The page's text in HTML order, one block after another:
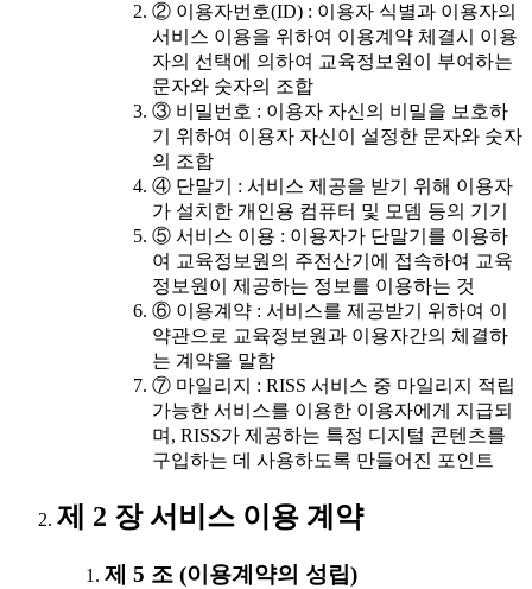
② 이용자번호(ID) : 이용자 식별과 이용자의
서비스 이용을 위하여 이용계약 체결시 이용
자의 선택에 의하여 교육정보원이 부여하는
문자와 숫자의 조합
③ 비밀번호 : 이용자 자신의 비밀을 보호하
기 위하여 이용자 자신이 설정한 문자와 숫자
의 조합
④ 단말기 : 서비스 제공을 받기 위해 이용자
가 설치한 개인용 컴퓨터 및 모뎀 등의 기기
⑤ 서비스 이용 : 이용자가 단말기를 이용하
여 교육정보원의 주전산기에 접속하여 교육
정보원이 제공하는 정보를 이용하는 것
⑥ 이용계약 : 서비스를 제공받기 위하여 이
약관으로 교육정보원과 이용자간의 체결하
는 계약을 말함
⑦ 마일리지 : RISS 서비스 중 마일리지 적립
가능한 서비스를 이용한 이용자에게 지급되
며, RISS가 제공하는 특정 디지털 콘텐츠를
구입하는 데 사용하도록 만들어진 포인트
제 2 장 서비스 이용 계약
제 5 조 (이용계약의 성립)